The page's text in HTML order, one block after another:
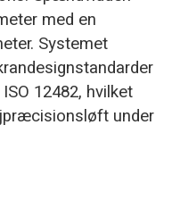
med en
Systemet
12482, hvilket
under